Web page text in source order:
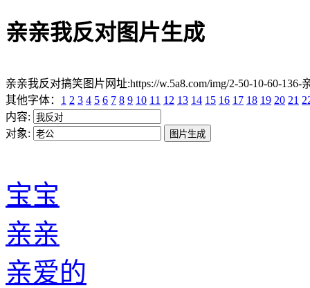
亲亲我反对图片生成
亲亲我反对搞笑图片网址:https://w.5a8.com/img/2-50-10-60-136-
其他字体： 1 2 3 4 5 6 7 8 9 10 11 12 13 14 15 16 17 18 19 20 21
内容:
对象:
宝宝
亲亲
亲爱的